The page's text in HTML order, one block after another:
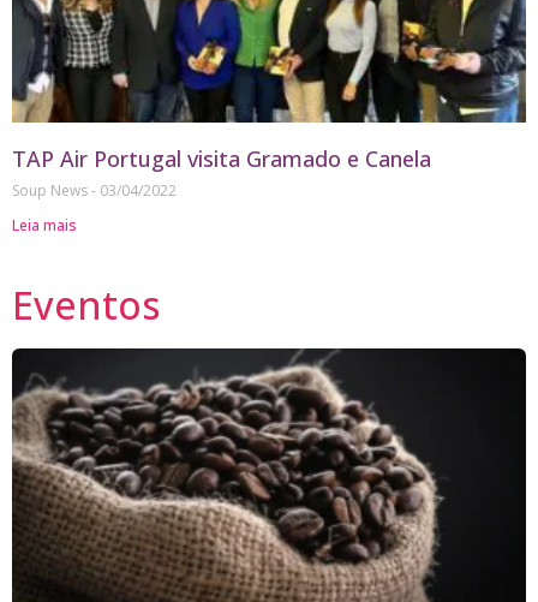
TAP Air Portugal visita Gramado e Canela
Soup News
03/04/2022
Leia mais
Eventos